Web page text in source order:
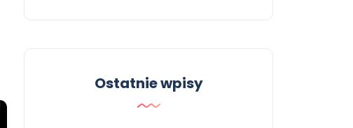
Ostatnie wpisy